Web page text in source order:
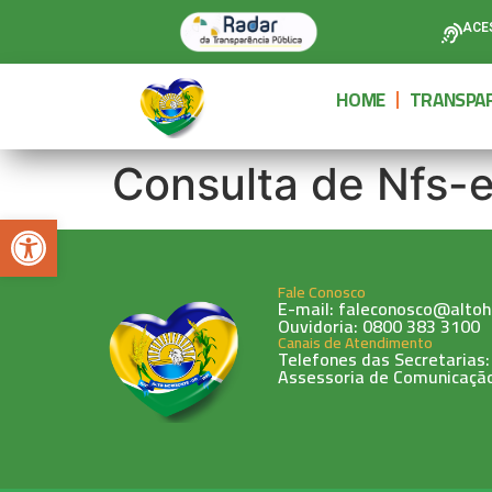
HOME
Consulta de Nfs-
Fale Conosco
E-mail:
Ouvidoria: 0800 383 3100
Canais de Atendimento
Telefones das
Assessoria de
Abrir a barra de ferramentas